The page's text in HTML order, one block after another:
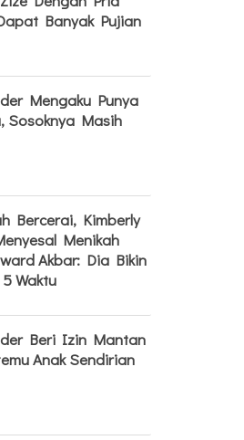
Banyak Pujian
Mengaku Punya
Sosoknya Masih
Bercerai, Kimberly
Menikah
Akbar: Dia Bikin
Waktu
Beri Izin Mantan
Anak Sendirian